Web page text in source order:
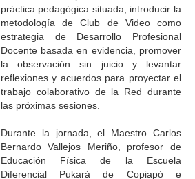
práctica pedagógica situada, introducir la
metodología de Club de Video como
estrategia de Desarrollo Profesional
Docente basada en evidencia, promover
la observación sin juicio y levantar
reflexiones y acuerdos para proyectar el
trabajo colaborativo de la Red durante
las próximas sesiones.
Durante la jornada, el Maestro Carlos
Bernardo Vallejos Meriño, profesor de
Educación Física de la Escuela
Diferencial Pukará de Copiapó e